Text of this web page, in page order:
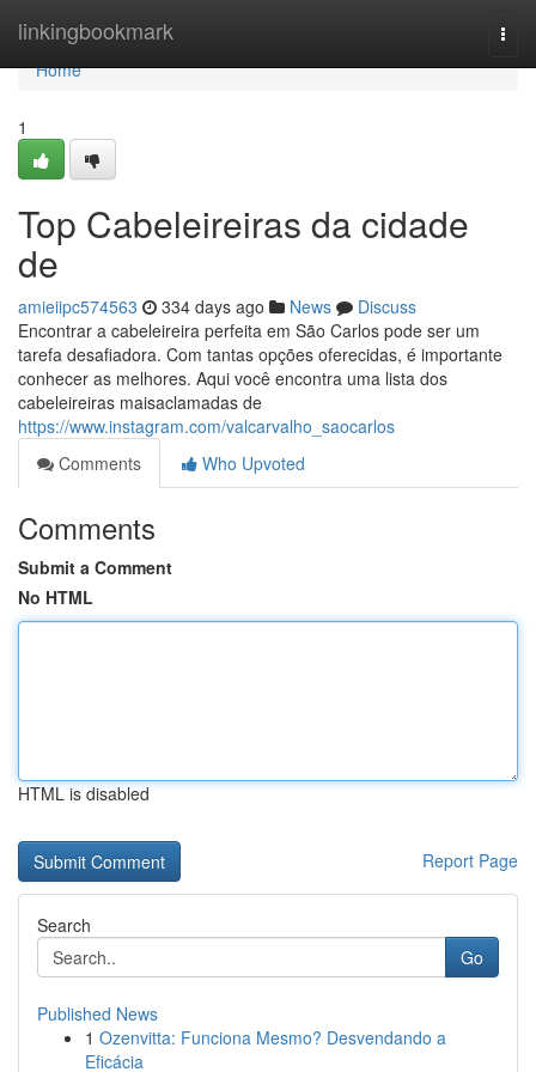
linkingbookmark
Home
Home
1
Top Cabeleireiras da cidade
de
amieiipc574563 334 days ago News
Discuss
Encontrar a cabeleireira perfeita em São Carlos pode ser um
tarefa desafiadora. Com tantas opções oferecidas, é importante
conhecer as melhores. Aqui você encontra uma lista dos
cabeleireiras maisaclamadas de
https://www.instagram.com/valcarvalho_saocarlos
Comments
Who Upvoted
Comments
Submit a Comment
No HTML
HTML is disabled
Report Page
Search
Go
Published News
1 Ozenvitta: Funciona Mesmo? Desvendando a
Eficácia